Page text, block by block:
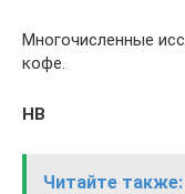
Многочисленные
кофе.
НВ
Читайте также: